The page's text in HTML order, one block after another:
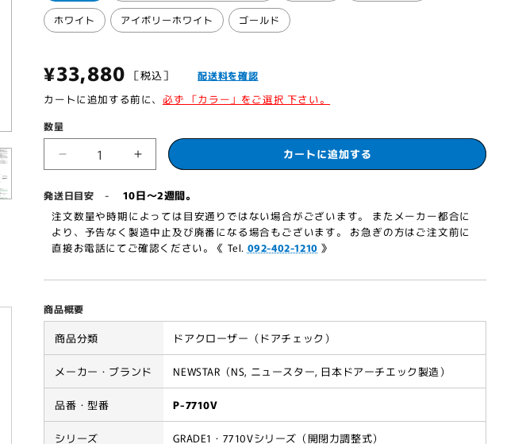
ホワイト アイボリーホワイト ゴールド
通
常
価
格
¥33,880 ［税込］配送料を確認
カートに追加する前に、 必ず 「カラー」をご選択 下さい。
数量
ー
ス
タ
ー
ド
ク
ロ
ー
ザ
ー
P-
7710V
ニ
ー
ス
タ
ー
ド
ー
ザ
ー
7710V
カートに追加する
発送日目安 - 10日～2週間。
注文数量や時期によっては目安通りではない場合がございます。 またメーカー都合に
より、予告なく製造中止及び廃番になる場合もございます。 お急ぎの方はご注文前に
直接お電話にてご確認ください。《 Tel. 092-402-1210 》
商品概要
商品分類 ドアクローザー（ドアチェック）
メーカー・ブランド NEWSTAR（NS, ニュースター, 日本ドアーチエック製造）
品番・型番 P-7710V
シリーズ GRADE1・7710Vシリーズ（開閉力調整式）